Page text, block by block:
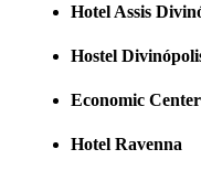
Hotel Assis
Hostel
Economic
Hotel Ravenna